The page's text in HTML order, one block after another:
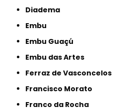
Diadema
Embu
Embu Guaçú
Embu das Artes
Ferraz de Vasconcelos
Francisco Morato
Franco da Rocha